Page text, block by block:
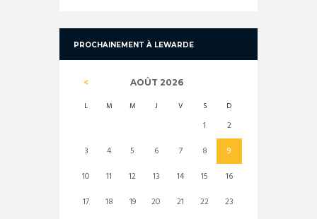
PROCHAINEMENT À LEWARDE
AOÛT 2026
L M M J V S D
1
2
3
4 5 6 7 8
9
10
11 12 13 14 15
16
17
18 19 20 21 22 23